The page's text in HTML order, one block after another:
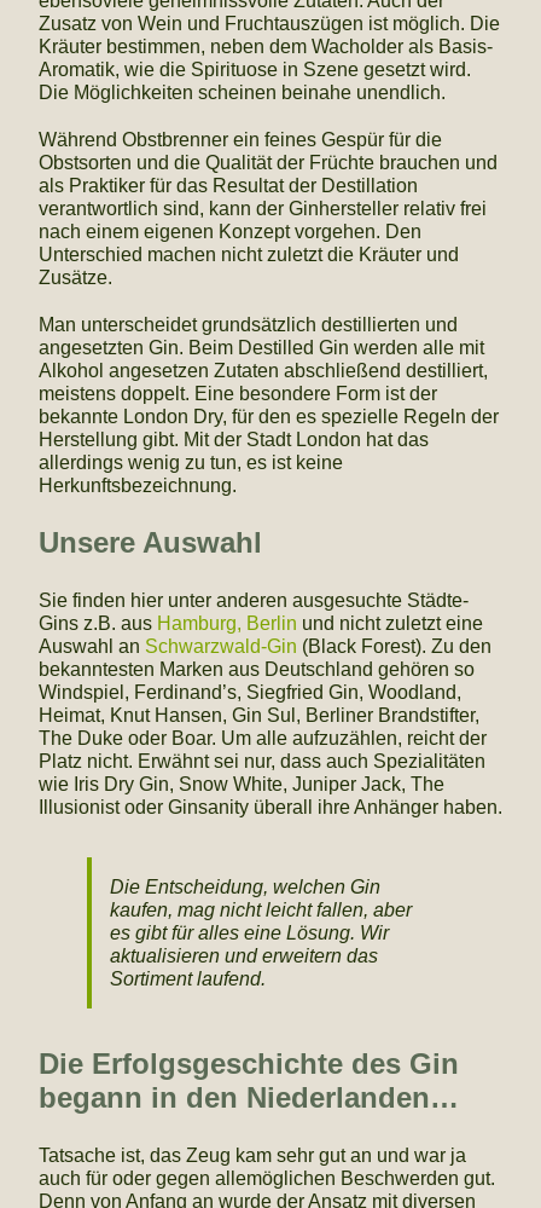
Zusatz von Wein und Fruchtauszügen ist möglich. Die
Kräuter bestimmen, neben dem Wacholder als Basis-
Aromatik, wie die Spirituose in Szene gesetzt wird.
Die Möglichkeiten scheinen beinahe unendlich.
Während Obstbrenner ein feines Gespür für die
Obstsorten und die Qualität der Früchte brauchen und
als Praktiker für das Resultat der Destillation
verantwortlich sind, kann der Ginhersteller relativ frei
nach einem eigenen Konzept vorgehen. Den
Unterschied machen nicht zuletzt die Kräuter und
Zusätze.
Man unterscheidet grundsätzlich destillierten und
angesetzten Gin. Beim Destilled Gin werden alle mit
Alkohol angesetzen Zutaten abschließend destilliert,
meistens doppelt. Eine besondere Form ist der
bekannte London Dry, für den es spezielle Regeln der
Herstellung gibt. Mit der Stadt London hat das
allerdings wenig zu tun, es ist keine
Herkunftsbezeichnung.
Unsere Auswahl
Sie finden hier unter anderen ausgesuchte Städte-
Gins z.B. aus Hamburg, Berlin und nicht zuletzt eine
Auswahl an Schwarzwald-Gin (Black Forest). Zu den
bekanntesten Marken aus Deutschland gehören so
Windspiel, Ferdinand’s, Siegfried Gin, Woodland,
Heimat, Knut Hansen, Gin Sul, Berliner Brandstifter,
The Duke oder Boar. Um alle aufzuzählen, reicht der
Platz nicht. Erwähnt sei nur, dass auch Spezialitäten
wie Iris Dry Gin, Snow White, Juniper Jack, The
Illusionist oder Ginsanity überall ihre Anhänger haben.
Die Entscheidung, welchen Gin
kaufen, mag nicht leicht fallen, aber
es gibt für alles eine Lösung. Wir
aktualisieren und erweitern das
Sortiment laufend.
Die Erfolgsgeschichte des Gin
begann in den Niederlanden…
Tatsache ist, das Zeug kam sehr gut an und war ja
auch für oder gegen allemöglichen Beschwerden gut.
Denn von Anfang an wurde der Ansatz mit diversen